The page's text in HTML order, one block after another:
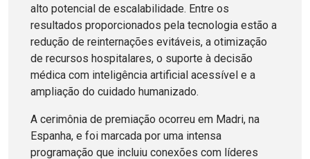
alto potencial de escalabilidade. Entre os
resultados proporcionados pela tecnologia estão a
redução de reinternações evitáveis, a otimização
de recursos hospitalares, o suporte à decisão
médica com inteligência artificial acessível e a
ampliação do cuidado humanizado.
A cerimônia de premiação ocorreu em Madri, na
Espanha, e foi marcada por uma intensa
programação que incluiu conexões com líderes